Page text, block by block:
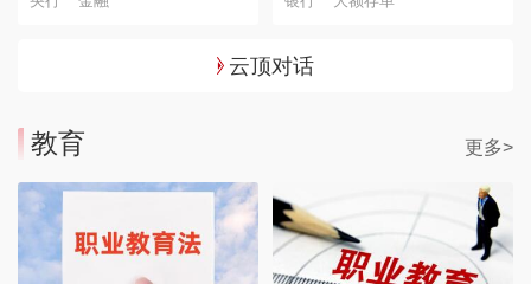
云顶对话
教育 更多>